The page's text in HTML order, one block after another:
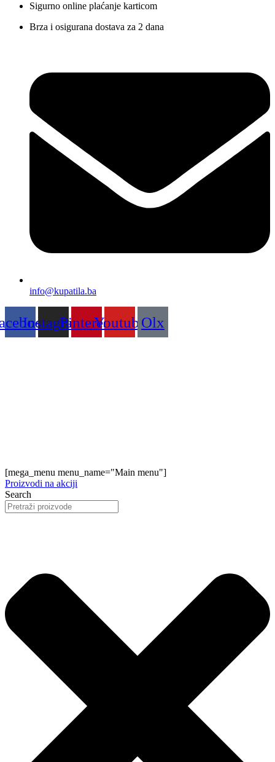
Sigurno online plaćanje karticom
Brza i osigurana dostava za 2 dana
info@kupatila.ba
InstagramPinterestYoutubeOlx
[mega_menu menu_name="Main menu"]
Proizvodi na akciji
Search